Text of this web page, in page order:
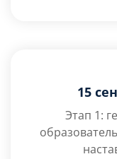
15
Этап 1: